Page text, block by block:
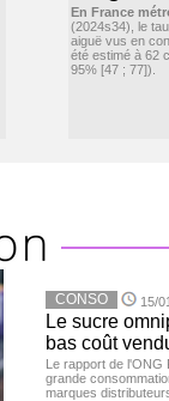
En France
(2024s34), le
aiguë vus en
été estimé à 62
95% [47 ; 77]).
CONSO 15/
Le sucre
bas coût
Le rapport de l'ONG
grande
marques